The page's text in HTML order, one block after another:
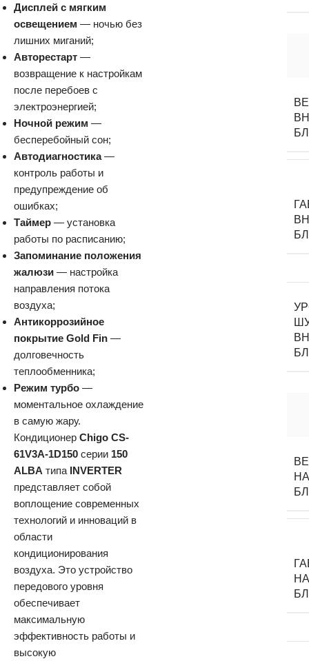
Дисплей с мягким
освещением — ночью без
лишних миганий;
Авторестарт —
возвращение к настройкам
после перебоев с
электроэнергией;
Ночной режим —
бесперебойный сон;
Автодиагностика—
контроль работы и
предупреждение об
ошибках;
Таймер — установка
работы по расписанию;
Запоминание положения
жалюзи — настройка
направления потока
воздуха;
Антикоррозийное
покрытие Gold Fin —
долговечность
теплообменника;
Режим турбо —
моментальное охлаждение
в самую жару.
Кондиционер Chigo CS-
61V3A-1D150 серии 150
ALBA типа INVERTER
представляет собой
воплощение современных
технологий и инноваций в
области
кондиционирования
воздуха. Это устройство
передового уровня
обеспечивает
максимальную
эффективность работы и
высокую